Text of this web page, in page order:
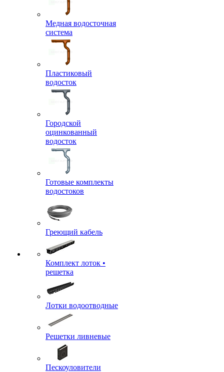
Медная водосточная
система
Пластиковый
водосток
Городской
оцинкованный
водосток
Готовые комплекты
водостоков
Греющий кабель
Комплект лоток •
решетка
Лотки водоотводные
Решетки ливневые
Пескоуловители